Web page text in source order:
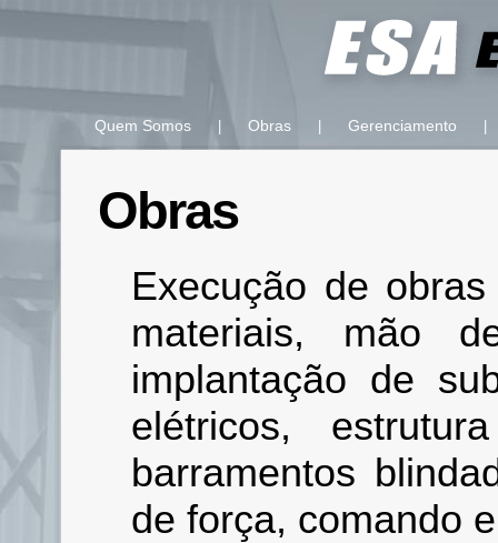
Quem Somos Obras Gerenciamento
Obras
Execução de
materiais, mão
implantação de
elétricos,
barramentos
de força, comando